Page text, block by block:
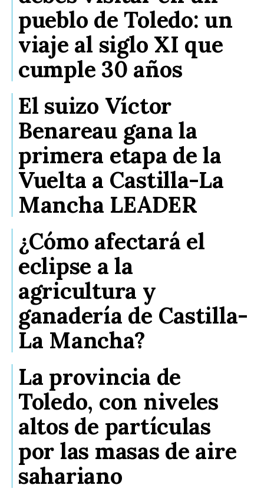
pueblo de Toledo: un
viaje al siglo XI que
cumple 30 años
El suizo Víctor
Benareau gana la
primera etapa de la
Vuelta a Castilla-La
Mancha LEADER
¿Cómo afectará el
eclipse a la
agricultura y
ganadería de Castilla-
La Mancha?
La provincia de
Toledo, con niveles
altos de partículas
por las masas de aire
sahariano